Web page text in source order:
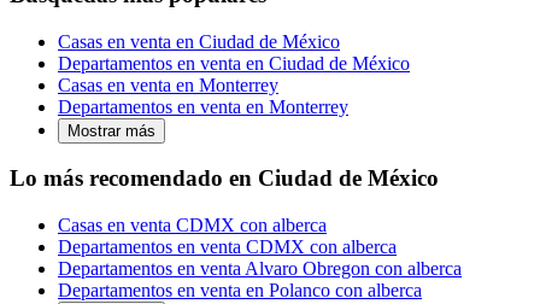
Casas en venta en Ciudad de México
Departamentos en venta en Ciudad de México
Casas en venta en Monterrey
Departamentos en venta en Monterrey
Mostrar más
Lo más recomendado en Ciudad de México
Casas en venta CDMX con alberca
Departamentos en venta CDMX con alberca
Departamentos en venta Alvaro Obregon con alberca
Departamentos en venta en Polanco con alberca